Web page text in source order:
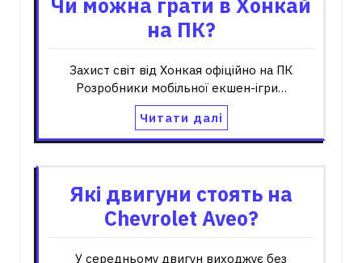
на ПК?
Захист світ від Хонкая офіційно на ПК
Розробники мобільної екшен-ігри…
Читати далі
Які двигуни стоять на
Chevrolet Aveo?
У середньому двигун виходжує без